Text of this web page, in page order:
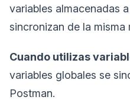
variables almacenadas
sincronizan de la misma
Cuando utilizas
variables globales se
Postman.